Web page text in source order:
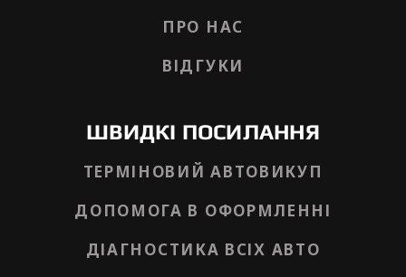
ПРО НАС
ВІДГУКИ
ШВИДКІ ПОСИЛАННЯ
ТЕРМІНОВИЙ АВТОВИКУП
ДОПОМОГА В ОФОРМЛЕННІ
ДІАГНОСТИКА ВСІХ АВТО